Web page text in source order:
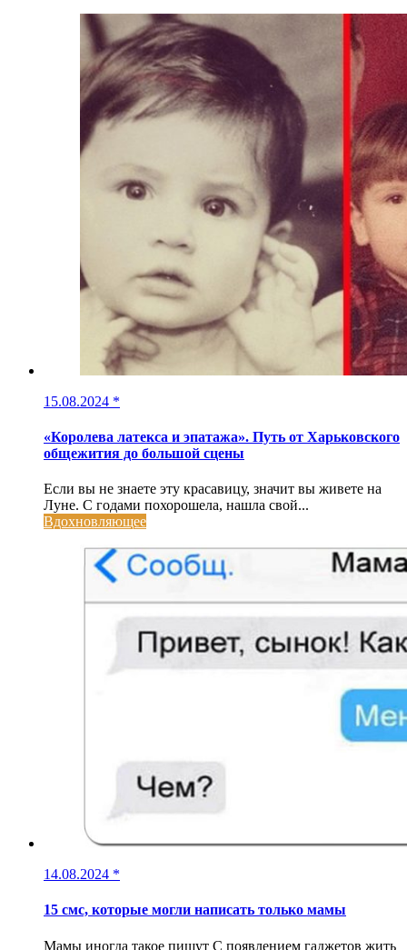
15.08.2024 *
«Королева латекса и эпатажа». Путь от Харьковского
общежития до большой сцены
Если вы не знаете эту красавицу, значит вы живете на
Луне. С годами похорошела, нашла свой...
Вдохновляющее
14.08.2024 *
15 смс, которые могли написать только мамы
Мамы иногда такое пишут С появлением гаджетов жить